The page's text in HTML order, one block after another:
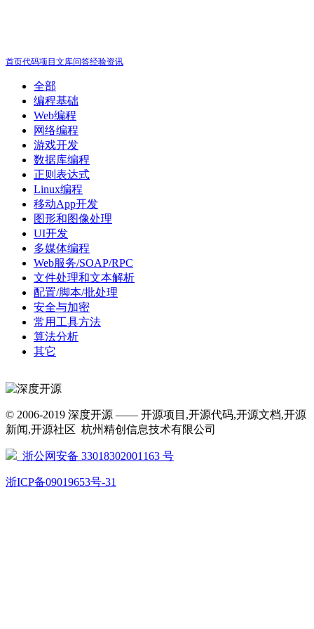
首页代码项目文库问答经验资讯
全部
编程基础
Web编程
网络编程
游戏开发
数据库编程
正则表达式
Linux编程
移动App开发
图形和图像处理
UI开发
多媒体编程
Web服务/SOAP/RPC
文件处理和文本解析
配置/脚本/批处理
安全与加密
常用工具方法
算法分析
其它
© 2006-2019 深度开源 —— 开源项目,开源代码,开源文档,开源
新闻,开源社区 杭州精创信息技术有限公司
浙公网安备 33018302001163 号
浙ICP备09019653号-31